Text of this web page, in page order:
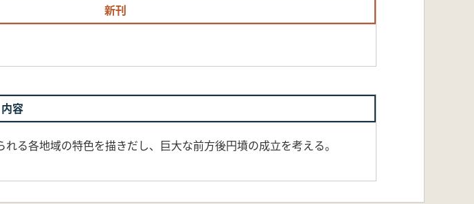
新刊
内容
る各地域の特色を描きだし、巨大な前方後円墳の成立を考える。